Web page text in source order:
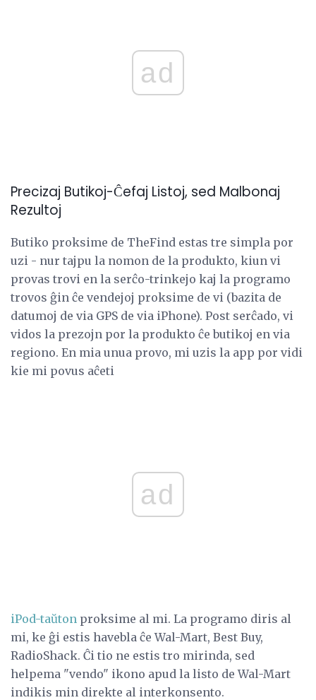
ad
Precizaj Butikoj-Ĉefaj Listoj, sed Malbonaj
Rezultoj
Butiko proksime de TheFind estas tre simpla por
uzi - nur tajpu la nomon de la produkto, kiun vi
provas trovi en la serĉo-trinkejo kaj la programo
trovos ĝin ĉe vendejoj proksime de vi (bazita de
datumoj de via GPS de via iPhone). Post serĉado, vi
vidos la prezojn por la produkto ĉe butikoj en via
regiono. En mia unua provo, mi uzis la app por vidi
kie mi povus aĉeti
ad
iPod-taŭton proksime al mi. La programo diris al
mi, ke ĝi estis havebla ĉe Wal-Mart, Best Buy,
RadioShack. Ĉi tio ne estis tro mirinda, sed
helpema "vendo" ikono apud la listo de Wal-Mart
indikis min direkte al interkonsento.